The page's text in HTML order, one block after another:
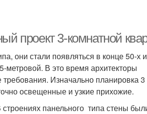
проект 3-комнатной
они стали появляться в конце 50-х и
метровой. В это время архитекторы
Изначально планировка
освещенные и узкие прихожие.
панельного типа стены